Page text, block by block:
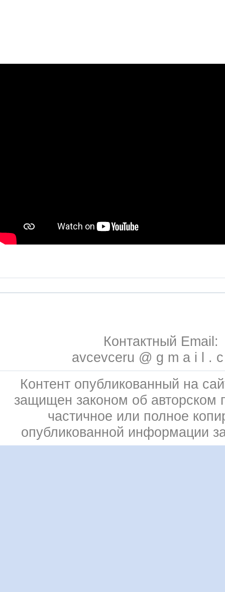
Контактный Email:
avcevceru @ g m a i l .
Контент опубликованный на
защищен законом об авторском
частичное или полное
опубликованной информации